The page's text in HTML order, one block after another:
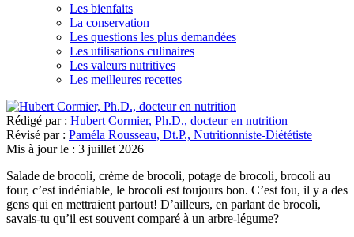
Les bienfaits
La conservation
Les questions les plus demandées
Les utilisations culinaires
Les valeurs nutritives
Les meilleures recettes
Rédigé par : Hubert Cormier, Ph.D., docteur en nutrition
Révisé par : Paméla Rousseau, Dt.P., Nutritionniste-Diététiste
Mis à jour le : 3 juillet 2026
Salade de brocoli, crème de brocoli, potage de brocoli, brocoli au
four, c’est indéniable, le brocoli est toujours bon. C’est fou, il y a des
gens qui en mettraient partout! D’ailleurs, en parlant de brocoli,
savais-tu qu’il est souvent comparé à un arbre-légume?